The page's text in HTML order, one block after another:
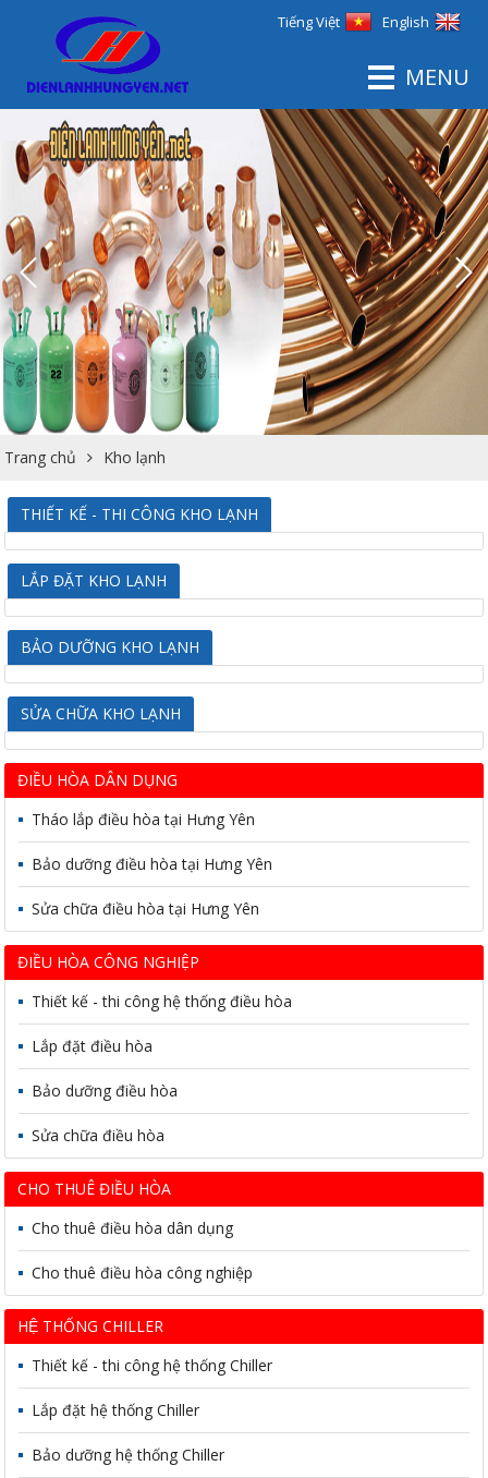
Tiếng Việt English
MENU
Trang chủ Kho lạnh
THIẾT KẾ - THI CÔNG KHO LẠNH
LẮP ĐẶT KHO LẠNH
BẢO DƯỠNG KHO LẠNH
SỬA CHỮA KHO LẠNH
ĐIỀU HÒA DÂN DỤNG
Tháo lắp điều hòa tại Hưng Yên
Bảo dưỡng điều hòa tại Hưng Yên
Sửa chữa điều hòa tại Hưng Yên
ĐIỀU HÒA CÔNG NGHIỆP
Thiết kế - thi công hệ thống điều hòa
Lắp đặt điều hòa
Bảo dưỡng điều hòa
Sửa chữa điều hòa
CHO THUÊ ĐIỀU HÒA
Cho thuê điều hòa dân dụng
Cho thuê điều hòa công nghiệp
HỆ THỐNG CHILLER
Thiết kế - thi công hệ thống Chiller
Lắp đặt hệ thống Chiller
Bảo dưỡng hệ thống Chiller